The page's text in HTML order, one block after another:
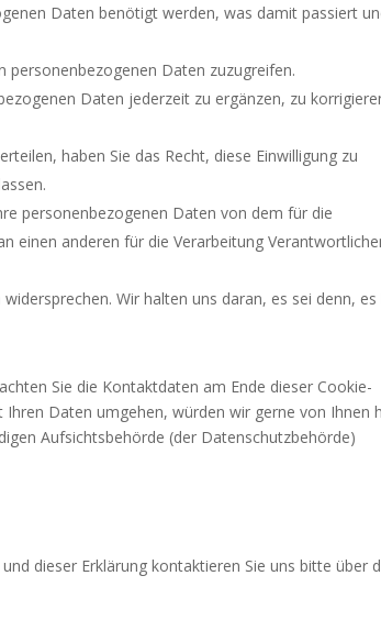
Daten benötigt werden, was damit passiert
personenbezogenen Daten zuzugreifen.
Daten jederzeit zu ergänzen, zu
haben Sie das Recht, diese Einwilligung zu
personenbezogenen Daten von dem für die
einen anderen für die Verarbeitung
Wir halten uns daran, es sei denn, es
Sie die Kontaktdaten am Ende dieser Cookie-
Daten umgehen, würden wir gerne von Ihnen
Aufsichtsbehörde (der Datenschutzbehörde)
dieser Erklärung kontaktieren Sie uns bitte über